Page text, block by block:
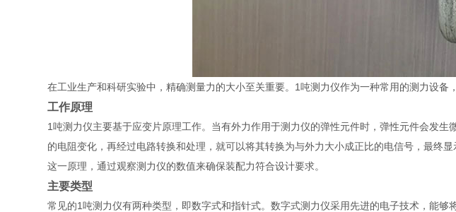
在工业生产和科研实验中，精确测量力的大小至关重要。1吨测力仪作为一种常用的测力设备
工作原理
1吨测力仪主要基于应变片原理工作。当有外力作用于测力仪的弹性元件时，弹性元件会发
的电阻变化，再经过电路转换和处理，就可以将其转换为与外力大小成正比的电信号，最终
这一原理，通过观察测力仪的数值来确保装配力符合设计要求。
主要类型
常见的1吨测力仪有两种类型，即数字式和指针式。数字式测力仪采用先进的电子技术，能